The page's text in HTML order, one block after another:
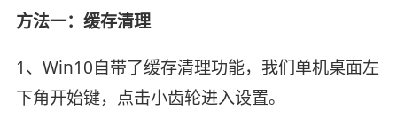
方法一：缓存清理
1、Win10自带了缓存清理功能，我们单机桌面左
下角开始键，点击小齿轮进入设置。